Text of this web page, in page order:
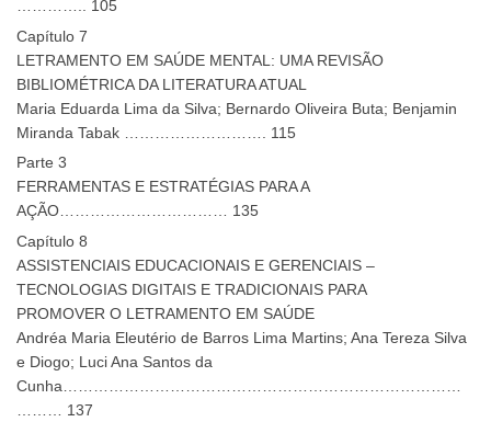
………….. 105
Capítulo 7
LETRAMENTO EM SAÚDE MENTAL: UMA REVISÃO
BIBLIOMÉTRICA DA LITERATURA ATUAL
Maria Eduarda Lima da Silva; Bernardo Oliveira Buta; Benjamin
Miranda Tabak ………………………. 115
Parte 3
FERRAMENTAS E ESTRATÉGIAS PARA A
AÇÃO…………………………… 135
Capítulo 8
ASSISTENCIAIS EDUCACIONAIS E GERENCIAIS –
TECNOLOGIAS DIGITAIS E TRADICIONAIS PARA
PROMOVER O LETRAMENTO EM SAÚDE
Andréa Maria Eleutério de Barros Lima Martins; Ana Tereza Silva
e Diogo; Luci Ana Santos da
Cunha……………………………………………………………………
……… 137